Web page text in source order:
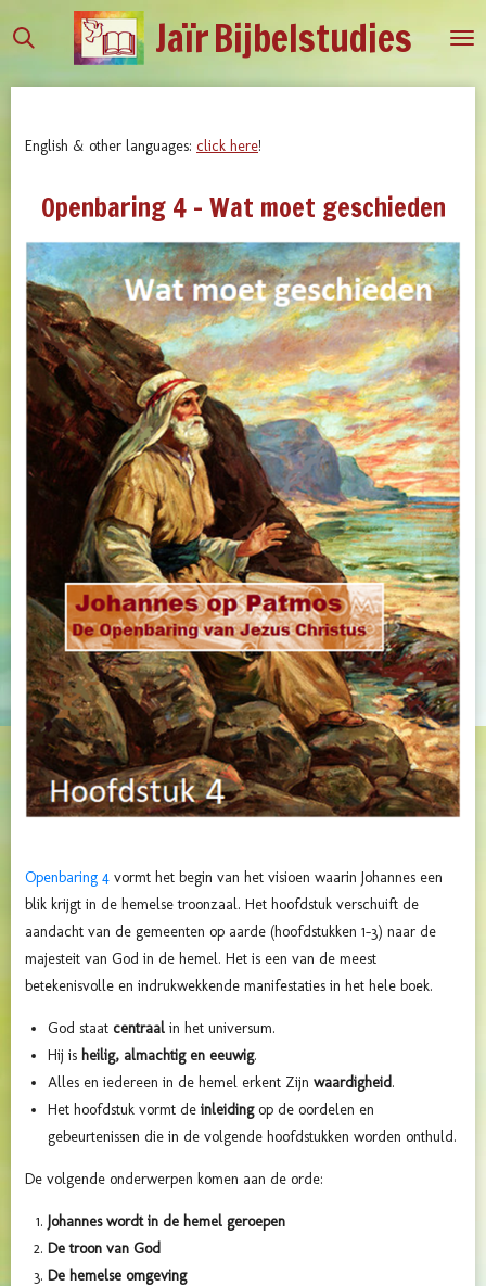
direct
JaïrBijbelstudies
English & other languages: click here!
Openbaring 4 - Wat moet geschieden
Openbaring 4 vormt het begin van het visioen waarin Johannes een
blik krijgt in de hemelse troonzaal. Het hoofdstuk verschuift de
aandacht van de gemeenten op aarde (hoofdstukken 1–3) naar de
majesteit van God in de hemel. Het is een van de meest
betekenisvolle en indrukwekkende manifestaties in het hele boek.
God staat centraal in het universum.
Hij is heilig, almachtig en eeuwig.
Alles en iedereen in de hemel erkent Zijn waardigheid.
Het hoofdstuk vormt de inleidingop de oordelen en
gebeurtenissen die in de volgende hoofdstukken worden onthuld.
De volgende onderwerpen komen aan de orde:
Johannes wordt in de hemel geroepen
De troon van God
De hemelse omgeving